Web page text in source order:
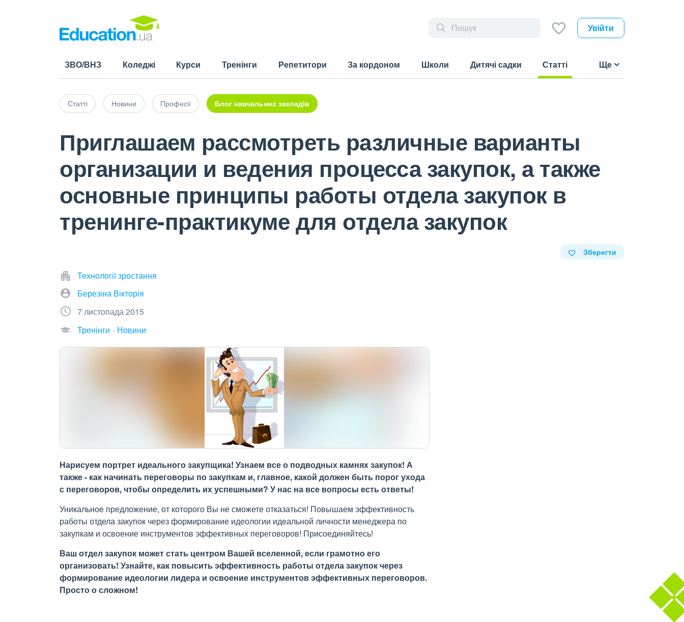
Увійти
ЗВО/ВНЗ Коледжі Курси Тренінги Репетитори За кордоном Школи Дитячі садки
Статті
Ще
Статті Новини Професії Блог навчальних закладів
Приглашаем рассмотреть различные варианты
организации и ведения процесса закупок, а также
основные принципы работы отдела закупок в
тренинге-практикуме для отдела закупок
Зберегти
Технології зростання
Березіна Вікторія
7 листопада 2015
Тренінги
Новини
Нарисуем портрет идеального закупщика! Узнаем все о подводных камнях закупок! А
также - как начинать переговоры по закупкам и, главное, какой должен быть порог ухода
с переговоров, чтобы определить их успешными? У нас на все вопросы есть ответы!
Уникальное предложение, от которого Вы не сможете отказаться! Повышаем эффективность
работы отдела закупок через формирование идеологии идеальной личности менеджера по
закупкам и освоение инструментов эффективных переговоров! Присоединяйтесь!
Ваш отдел закупок может стать центром Вашей вселенной, если грамотно его
организовать! Узнайте, как повысить эффективность работы отдела закупок через
формирование идеологии лидера и освоение инструментов эффективных переговоров.
Просто о сложном!